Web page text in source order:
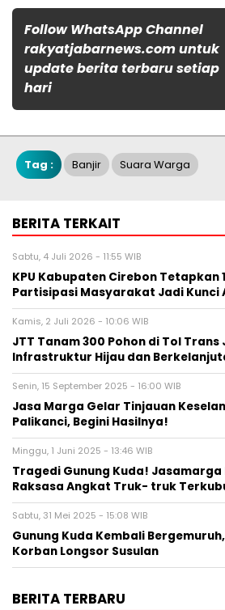
Follow WhatsApp Channel
rakyatjabarnews.com untuk
update berita terbaru setiap
hari
Tag : Banjir Suara Warga
BERITA TERKAIT
Sabtu, 4 Juli 2026 - 11:55 WIB
KPU Kabupaten Cirebon Tetapkan
Partisipasi Masyarakat Jadi Kunci
Kamis, 2 Juli 2026 - 10:06 WIB
JTT Tanam 300 Pohon di Tol Trans
Infrastruktur Hijau dan
Senin, 15 September 2025 - 16:00 WIB
Jasa Marga Gelar Tinjauan
Palikanci, Begini Hasilnya!
Minggu, 1 Juni 2025 - 13:46 WIB
Tragedi Gunung Kuda!
Raksasa Angkat Truk- truk
Sabtu, 31 Mei 2025 - 15:08 WIB
Gunung Kuda Kembali
Korban Longsor Susulan
BERITA TERBARU